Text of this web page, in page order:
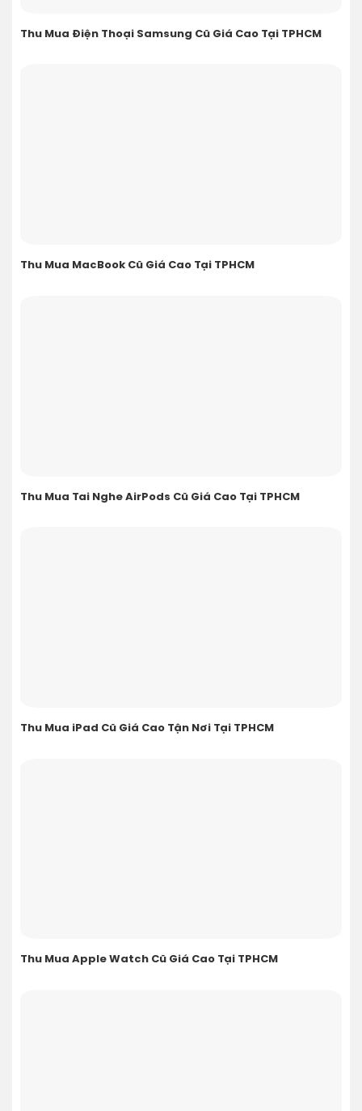
Thu Mua Điện Thoại Samsung Cũ Giá Cao Tại TPHCM
Thu Mua MacBook Cũ Giá Cao Tại TPHCM
Thu Mua Tai Nghe AirPods Cũ Giá Cao Tại TPHCM
Thu Mua iPad Cũ Giá Cao Tận Nơi Tại TPHCM
Thu Mua Apple Watch Cũ Giá Cao Tại TPHCM